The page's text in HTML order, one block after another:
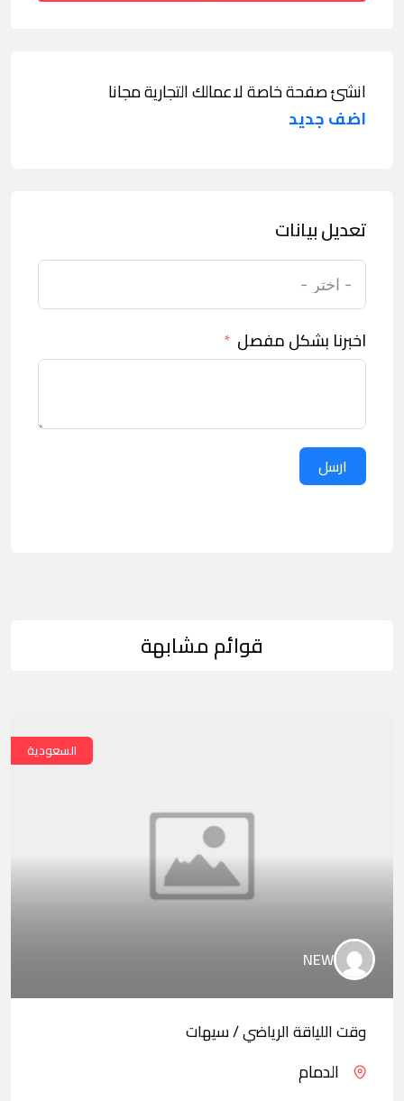
انشئ صفحة خاصة لاعمالك التجارية مجانا
اضف جديد
تعديل بيانات
اخبرنا بشكل مفصل
ارسل
قوائم مشابهة
السعودية
NEW
وقت اللياقة الرياضي / سيهات
الدمام